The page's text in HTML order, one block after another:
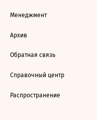
Менеджмент
Архив
Обратная связь
Справочный центр
Распространение